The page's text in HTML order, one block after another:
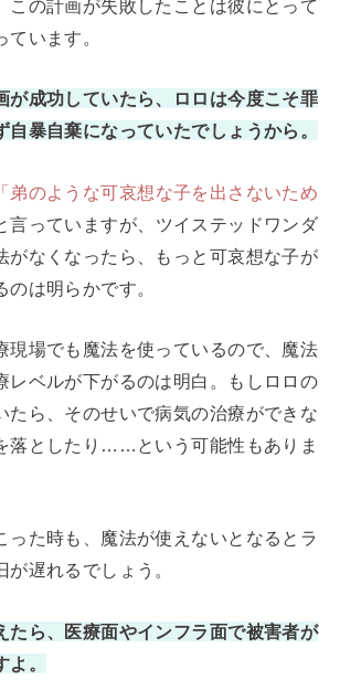
この計画が失敗したことは彼にとって
います。
が成功していたら、ロロは今度こそ罪
自暴自棄になっていたでしょうから。
「弟のような可哀想な子を出さないため
言っていますが、ツイステッドワンダ
がなくなったら、もっと可哀想な子が
は明らかです。
現場でも魔法を使っているので、魔法
レベルが下がるのは明白。もしロロの
たら、そのせいで病気の治療ができな
落としたり……という可能性もありま
った時も、魔法が使えないとなるとラ
遅れるでしょう。
たら、医療面やインフラ面で被害者が
。